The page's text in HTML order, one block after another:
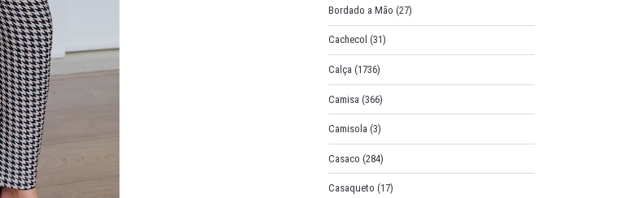
Bordado a Mão (27)
Cachecol (31)
Calça (1736)
Camisa (366)
Camisola (3)
Casaco (284)
Casaqueto (17)